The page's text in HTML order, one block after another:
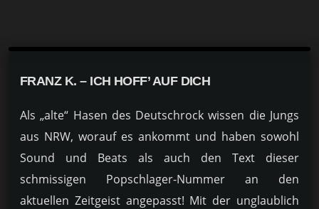
FRANZ K. – ICH HOFF’ AUF DICH
Als „alte“ Hasen des Deutschrock wissen die Jungs
aus NRW, worauf es ankommt und haben sowohl
Sound und Beats als auch den Text dieser
schmissigen Popschlager-Nummer an den
aktuellen Zeitgeist angepasst! Mit der unglaublich